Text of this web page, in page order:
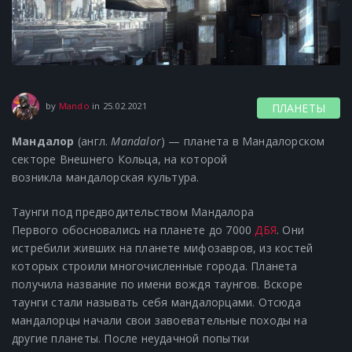
by Mando in 25.02.2021 ПЛАНЕТЫ
Мандалор (англ.Mandalor) — планета в Мандалорском
секторе Внешнего Кольца, на которой
возникла мандалорская культура.
Таунги под предводительством Мандалора
Первого обосновались на планете до 7000ДБЯ. Они
истребили живших на планете мифозавров, из костей
которых строили многочисленные города. Планета
получила название по имени вождя таунгов. Вскоре
таунги стали называть себя мандалорцами. Отсюда
мандалорцы начали свои завоевательные походы на
другие планеты. После неудачной попытки